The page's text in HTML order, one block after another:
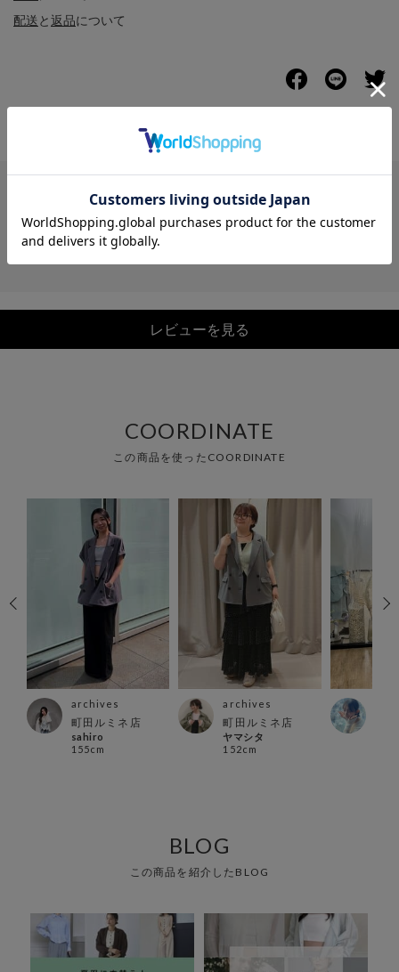
配送と返品について
レビュー
レビューを見る
COORDINATE
この商品を使ったCOORDINATE
archives
町田ルミネ店
sahiro
155cm
archives
町田ルミネ店
ヤマシタ
152cm
BLOG
この商品を紹介したBLOG